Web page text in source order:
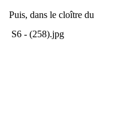
Puis, dans le cloître du